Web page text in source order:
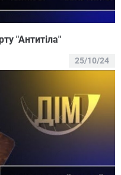
"Антитіла"
25/10/24